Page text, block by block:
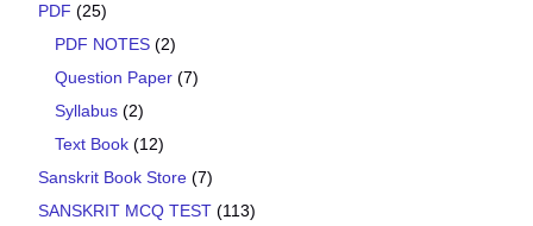
PDF (25)
PDF NOTES (2)
Question Paper (7)
Syllabus (2)
Text Book (12)
Sanskrit Book Store (7)
SANSKRIT MCQ TEST (113)